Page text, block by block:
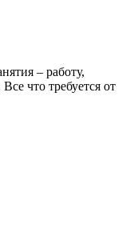
– работу,
что требуется от